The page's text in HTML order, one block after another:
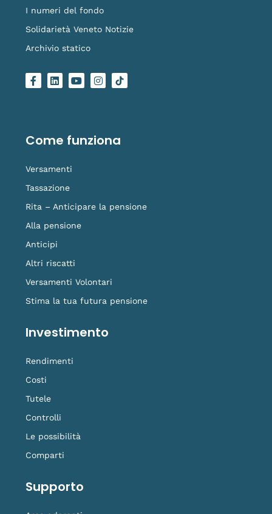
I numeri del fondo
Solidarietà Veneto Notizie
Archivio statico
F
a
o
k
L
i
n
Y
o
I
n
a
L
o
k
Come funziona
Versamenti
Tassazione
Rita – Anticipare la pensione
Alla pensione
Anticipi
Altri riscatti
Versamenti Volontari
Stima la tua futura pensione
Investimento
Rendimenti
Costi
Tutele
Controlli
Le possibilità
Comparti
Supporto